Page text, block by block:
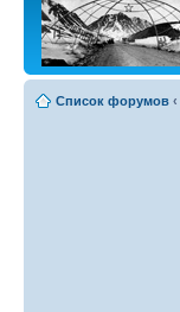
Список форумов ‹